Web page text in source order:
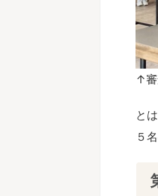
↑審
と
５
の中耳炎、自身の鼻炎が改善！それ
子さん（北海道在住） 基礎科へ
った理由は何ですか？ 養生科で
もの中耳炎と私の鼻炎の症状の
て、 家族の健康を自信を持って
に付けたいと思ったため。 基礎
よかった！」と思うことは何で
て学べ、 重ね煮を作る実践の日
変化を共有できた事が励みにな